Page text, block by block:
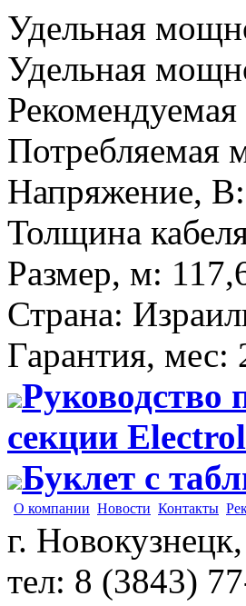
Удельная
Удельная
Потребляемая
Напряжение, В:
Толщина
Размер, м:
Страна:
Гарантия, мес:
Руководство
секции
Буклет с
О компании Новости Контакты
г.
тел: 8 (3843)